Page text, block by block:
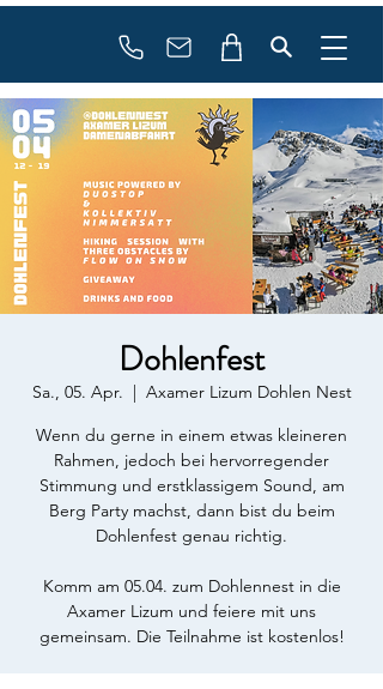
Dohlenfest
Sa., 05. Apr.
  |
Axamer Lizum Dohlen Nest
Wenn du gerne in einem etwas kleineren
Rahmen, jedoch bei hervorregender
Stimmung und erstklassigem Sound, am
Berg Party machst, dann bist du beim
Dohlenfest genau richtig.
Komm am 05.04. zum Dohlennest in die
Axamer Lizum und feiere mit uns
gemeinsam. Die Teilnahme ist kostenlos!